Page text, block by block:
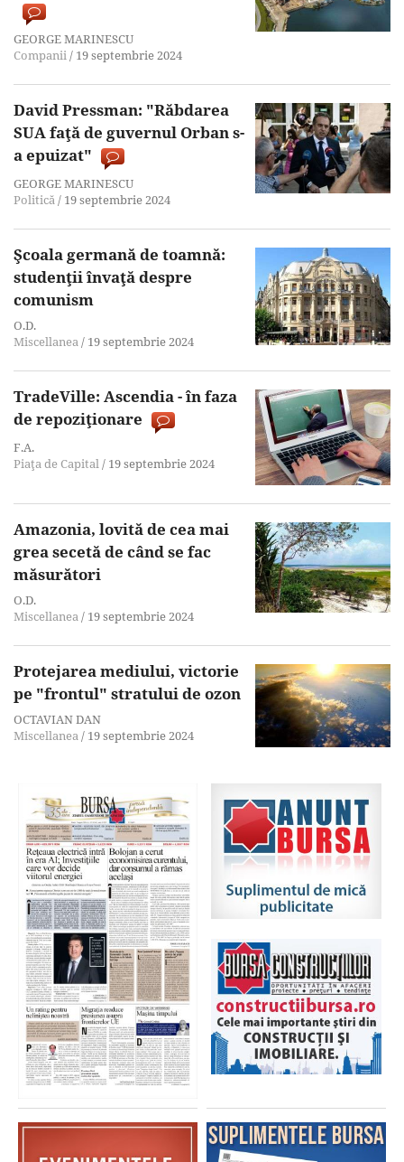
GEORGE MARINESCU
Companii/ 19 septembrie 2024
David Pressman: "Răbdarea
SUA faţă de guvernul Orban s-
a epuizat"
GEORGE MARINESCU
Politică/ 19 septembrie 2024
Şcoala germană de toamnă:
studenţii învaţă despre
comunism
O.D.
Miscellanea/ 19 septembrie 2024
TradeVille: Ascendia - în faza
de repoziţionare
F.A.
Piaţa de Capital/ 19 septembrie 2024
Amazonia, lovită de cea mai
grea secetă de când se fac
măsurători
O.D.
Miscellanea/ 19 septembrie 2024
Protejarea mediului, victorie
pe "frontul" stratului de ozon
OCTAVIAN DAN
Miscellanea/ 19 septembrie 2024